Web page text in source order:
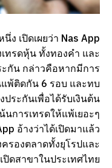
ง เปิดเผยว่า Nas App
ทรดหุ้น ทั้งทองคำ และ
กัน กล่าวคือหากมีการ
พ้ติดกัน 6 รอบ และทบ
ระกันเพื่อได้รับเงินต้น
การเทรดให้แพ้เยอะๆ
อ้างว่าได้เปิดมาแล้ว
รองตลาดทั้งยุโรปและ
ปิดสาขาในประเทศไทย